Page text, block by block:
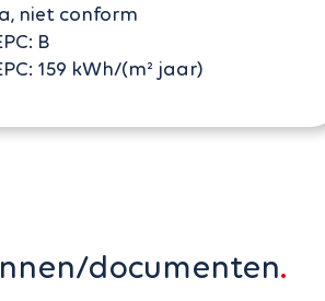
niet conform
B
159 kWh/(m² jaar)
documenten